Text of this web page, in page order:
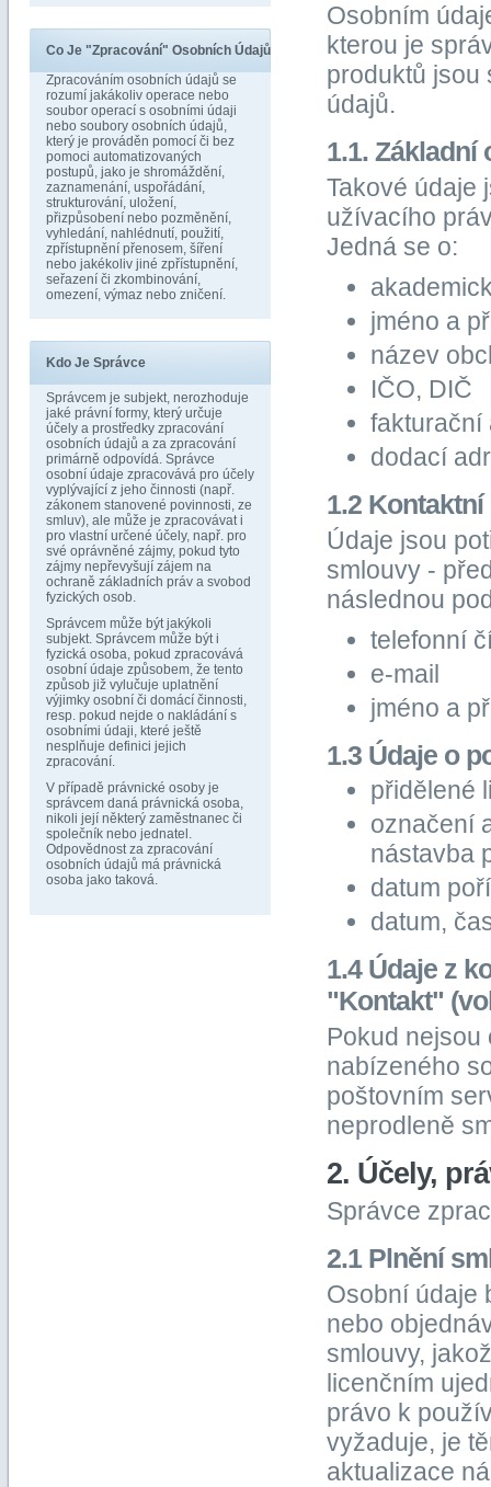
Co Je "zpracování" Osobních Údajů
Zpracováním osobních údajů se
rozumí jakákoliv operace nebo
soubor operací s osobními údaji
nebo soubory osobních údajů,
který je prováděn pomocí či bez
pomoci automatizovaných
postupů, jako je shromáždění,
zaznamenání, uspořádání,
strukturování, uložení,
přizpůsobení nebo pozměnění,
vyhledání, nahlédnutí, použití,
zpřístupnění přenosem, šíření
nebo jakékoliv jiné zpřístupnění,
seřazení či zkombinování,
omezení, výmaz nebo zničení.
Kdo Je Správce
Správcem je subjekt, nerozhoduje
jaké právní formy, který určuje
účely a prostředky zpracování
osobních údajů a za zpracování
primárně odpovídá. Správce
osobní údaje zpracovává pro účely
vyplývající z jeho činnosti (např.
zákonem stanovené povinnosti, ze
smluv), ale může je zpracovávat i
pro vlastní určené účely, např. pro
své oprávněné zájmy, pokud tyto
zájmy nepřevyšují zájem na
ochraně základních práv a svobod
fyzických osob.
Správcem může být jakýkoli
subjekt. Správcem může být i
fyzická osoba, pokud zpracovává
osobní údaje způsobem, že tento
způsob již vylučuje uplatnění
výjimky osobní či domácí činnosti,
resp. pokud nejde o nakládání s
osobními údaji, které ještě
nesplňuje definici jejich
zpracování.
V případě právnické osoby je
správcem daná právnická osoba,
nikoli její některý zaměstnanec či
společník nebo jednatel.
Odpovědnost za zpracování
osobních údajů má právnická
osoba jako taková.
Osobním
kterou je
produktů jsou
údajů.
1.1. Základní
Takové údaje
užívacího
Jedná se o:
jméno a
název
IČO, DIČ
fakturační
dodací
1.2
Údaje jsou
smlouvy -
následnou
telefonní
e-mail
jméno a
1.3 Údaje o
přidělené
označení
nástavba
datum
datum,
1.4 Údaje z
"Kontakt"
Pokud
nabízeného
poštovním
neprodleně
2. Účely,
Správce
2.1 Plnění
Osobní údaje
nebo
smlouvy,
licenčním
právo k
vyžaduje, je
aktualizace